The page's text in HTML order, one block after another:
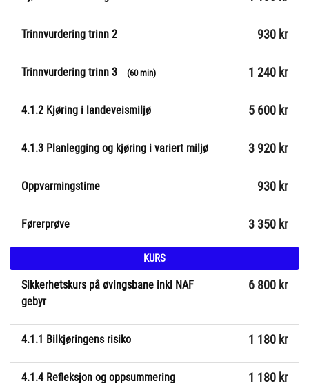
Trinnvurdering trinn 2 930 kr
Trinnvurdering trinn 3 (60 min) 1 240 kr
4.1.2 Kjøring i landeveismiljø 5 600 kr
4.1.3 Planlegging og kjøring i variert miljø 3 920 kr
Oppvarmingstime 930 kr
Førerprøve 3 350 kr
KURS
Sikkerhetskurs på øvingsbane inkl NAF
gebyr
6 800 kr
4.1.1 Bilkjøringens risiko 1 180 kr
4.1.4 Refleksjon og oppsummering 1 180 kr